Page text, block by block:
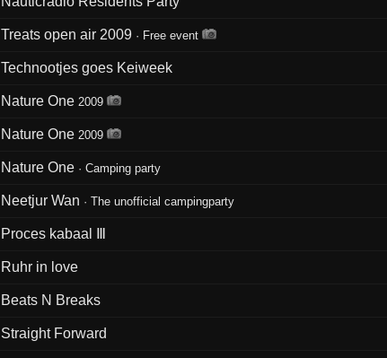
Treats open air 2009 · Free event
Technootjes goes Keiweek
Nature One 2009
Nature One 2009
Nature One ·Camping party
Neetjur Wan ·The unofficial campingparty
Proces kabaal Ⅲ
Ruhr in love
Beats N Breaks
Straight Forward